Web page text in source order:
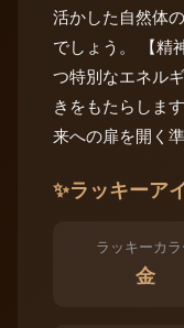
活かした自然体
でしょう。 【精
つ特別なエネル
きをもたらしま
来への扉を開く
✨ラッキーア
ラッキーカラ
金